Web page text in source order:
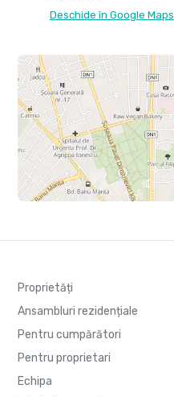
Deschide în Google Maps
Proprietăți
Ansambluri rezidențiale
Pentru cumpărători
Pentru proprietari
Echipa